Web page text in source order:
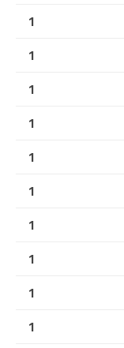
1
1
1
1
1
1
1
1
1
1